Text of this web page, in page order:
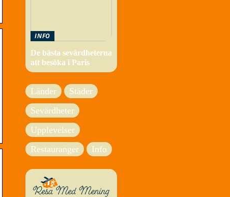
INFO
De bästa sevärdheterna
att besöka i Paris
Länder
Städer
Sevärdheter
Upplevelser
Restauranger
Info